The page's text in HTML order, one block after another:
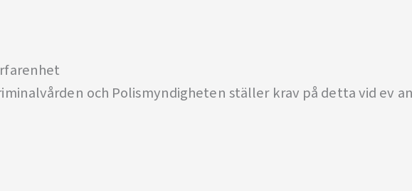
och Polismyndigheten ställer krav på detta vid ev